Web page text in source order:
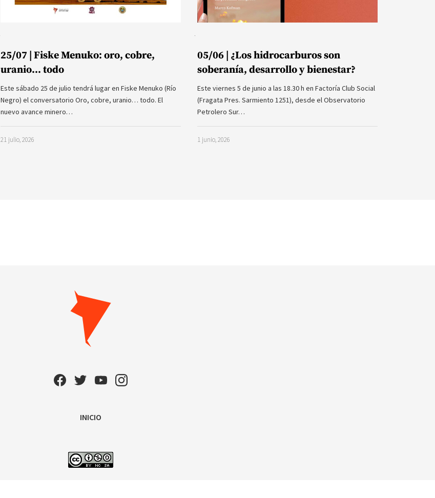
25/07 | Fiske Menuko: oro, cobre,
uranio… todo
Este sábado 25 de julio tendrá lugar en Fiske Menuko (Río
Negro) el conversatorio Oro, cobre, uranio… todo. El
nuevo avance minero…
21 julio, 2026
05/06 | ¿Los hidrocarburos son
soberanía, desarrollo y bienestar?
Este viernes 5 de junio a las 18.30 h en Factoría Club Social
(Fragata Pres. Sarmiento 1251), desde el Observatorio
Petrolero Sur…
1 junio, 2026
INICIO